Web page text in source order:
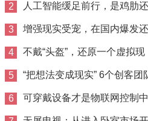
耍流氓
2 人工智能缓足前行，是鸡肋还
是未来
3 增强现实受宠，在国内爆发还
要多久
4 不戴“头盔”，还原一个虚拟现
实的
5 “把想法变成现实” 6个创客团
的创
6 可穿戴设备才是物联网控制中